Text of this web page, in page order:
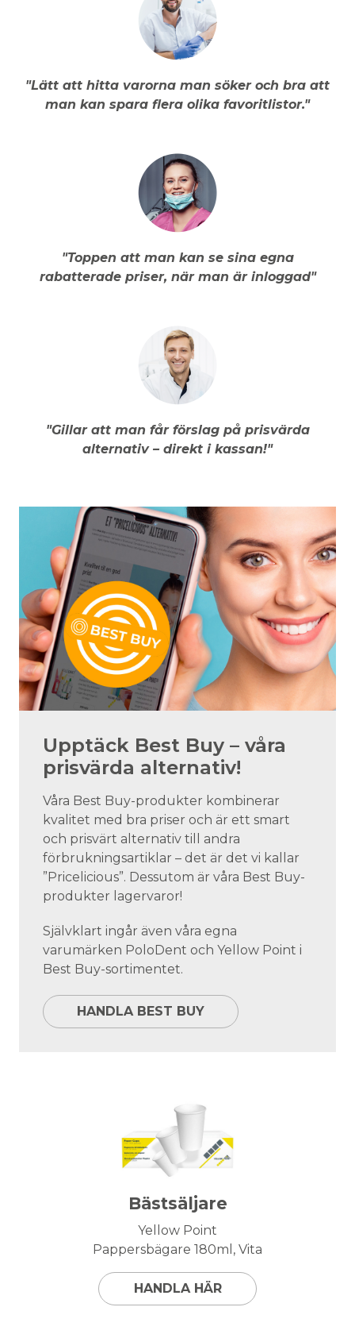
"Lätt att hitta varorna man söker och bra att
man kan spara flera olika favoritlistor."
"Toppen att man kan se sina egna
rabatterade priser, när man är inloggad"
"Gillar att man får förslag på prisvärda
alternativ – direkt i kassan!"
Upptäck Best Buy – våra
prisvärda alternativ!
Våra Best Buy-produkter kombinerar
kvalitet med bra priser och är ett smart
och prisvärt alternativ till andra
förbrukningsartiklar – det är det vi kallar
”Pricelicious”. Dessutom är våra Best Buy-
produkter lagervaror!
Självklart ingår även våra egna
varumärken PoloDent och Yellow Point i
Best Buy-sortimentet.
HANDLA BEST BUY
Bästsäljare
Yellow Point
Pappersbägare 180ml, Vita
HANDLA HÄR